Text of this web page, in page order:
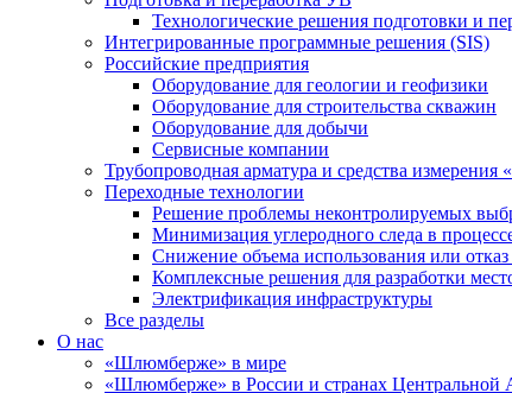
Технологические решения подготовки и
Интегрированные программные решения (SIS)
Российские предприятия
Оборудование для геологии и геофизики
Оборудование для строительства скважин
Оборудование для добычи
Сервисные компании
Трубопроводная арматура и средства измерения
Переходные технологии
Решение проблемы неконтролируемых
Минимизация углеродного следа в
Снижение объема использования или
Комплексные решения для разработки
Электрификация инфраструктуры
Все разделы
О нас
«Шлюмберже» в мире
«Шлюмберже» в России и странах Центральной